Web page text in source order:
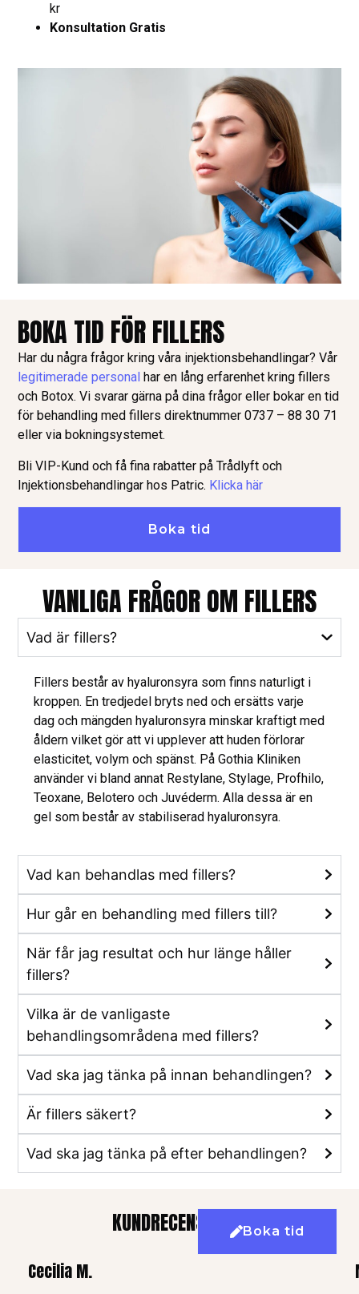
Boka tid
kr
Konsultation Gratis
BOKA TID FÖR FILLERS
Har du några frågor kring våra injektionsbehandlingar? Vår
legitimerade personal har en lång erfarenhet kring fillers
och Botox. Vi svarar gärna på dina frågor eller bokar en tid
för behandling med fillers direktnummer 0737 – 88 30 71
eller via bokningsystemet.
Bli VIP-Kund och få fina rabatter på Trådlyft och
Injektionsbehandlingar hos Patric. Klicka här
Boka tid
VANLIGA FRÅGOR OM FILLERS
Vad är fillers?
Fillers består av hyaluronsyra som finns naturligt i
kroppen. En tredjedel bryts ned och ersätts varje
dag och mängden hyaluronsyra minskar kraftigt med
åldern vilket gör att vi upplever att huden förlorar
elasticitet, volym och spänst. På Gothia Kliniken
använder vi bland annat Restylane, Stylage, Profhilo,
Teoxane, Belotero och Juvéderm. Alla dessa är en
gel som består av stabiliserad hyaluronsyra.
Vad kan behandlas med fillers?
Hur går en behandling med fillers till?
När får jag resultat och hur länge håller
fillers?
Vilka är de vanligaste
behandlingsområdena med fillers?
Vad ska jag tänka på innan behandlingen?
Är fillers säkert?
Vad ska jag tänka på efter behandlingen?
KUNDRECENSIONER
Cecilia M.